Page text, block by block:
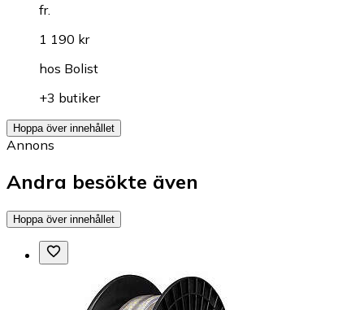
fr.
1 190 kr
hos Bolist
+3 butiker
Hoppa över innehållet
Annons
Andra besökte även
Hoppa över innehållet